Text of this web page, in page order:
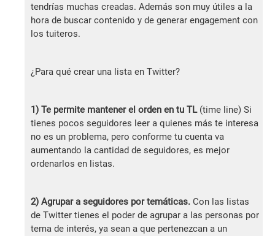
tendrías muchas creadas. Además son muy útiles a la
hora de buscar contenido y de generar engagement con
los tuiteros.
¿Para qué crear una lista en Twitter?
1) Te permite mantener el orden en tu TL(time line) Si
tienes pocos seguidores leer a quienes más te interesa
no es un problema, pero conforme tu cuenta va
aumentando la cantidad de seguidores, es mejor
ordenarlos en listas.
2) Agrupar a seguidores por temáticas. Con las listas
de Twitter tienes el poder de agrupar a las personas por
tema de interés, ya sean a que pertenezcan a un